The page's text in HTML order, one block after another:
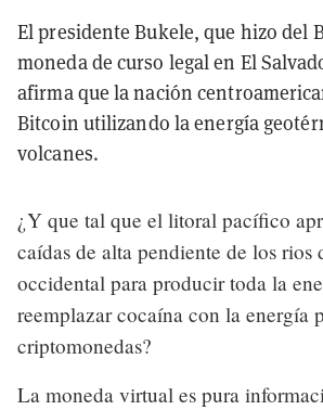
El presidente Bukele, que hizo del
moneda de curso legal en El
afirma que la nación
Bitcoin utilizando la energía
volcanes.
¿Y que tal que el litoral pacífico
caídas de alta pendiente de los
occidental para producir toda la
reemplazar cocaína con la energía
criptomonedas?
La moneda virtual es pura